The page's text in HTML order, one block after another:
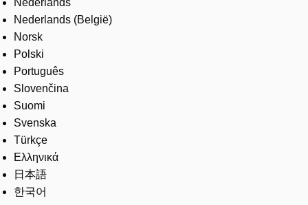
Nederlands
Nederlands (België)
Norsk
Polski
Português
Slovenčina
Suomi
Svenska
Türkçe
Ελληνικά
日本語
한국어